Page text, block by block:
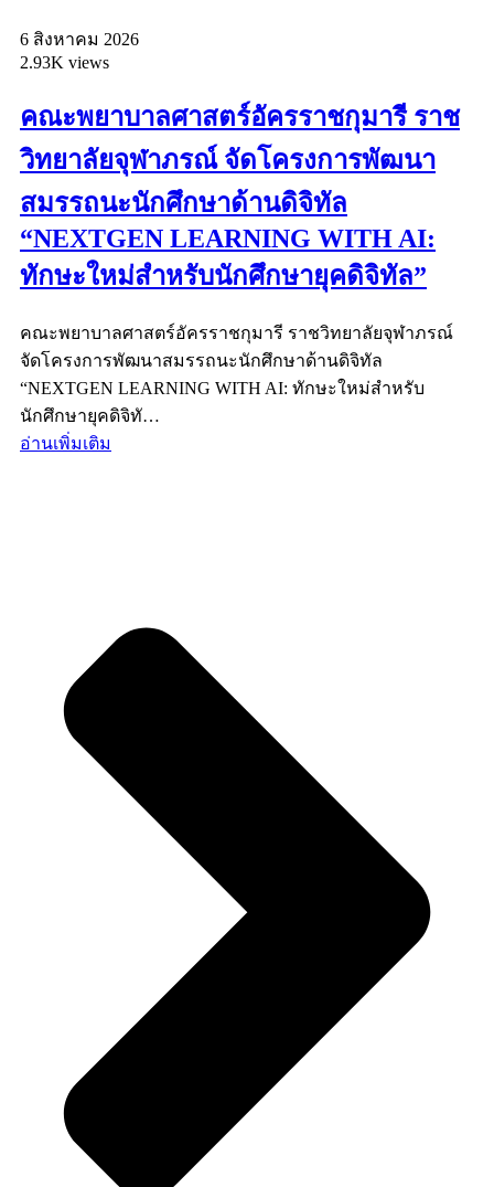
6 สิงหาคม 2026
2.93K views
คณะพยาบาลศาสตร์อัครราชกุมารี ราช
วิทยาลัยจุฬาภรณ์ จัดโครงการพัฒนา
สมรรถนะนักศึกษาด้านดิจิทัล
“NEXTGEN LEARNING WITH AI:
ทักษะใหม่สำหรับนักศึกษายุคดิจิทัล”
คณะพยาบาลศาสตร์อัครราชกุมารี ราชวิทยาลัยจุฬาภรณ์
จัดโครงการพัฒนาสมรรถนะนักศึกษาด้านดิจิทัล
“NEXTGEN LEARNING WITH AI: ทักษะใหม่สำหรับ
นักศึกษายุคดิจิทั…
อ่านเพิ่มเติม